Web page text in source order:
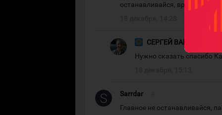
останавливайся, вроде
СЕРГЕЙ ВАНИН
Нужно сказать спасибо
Sarrdar
Главное не останавливайся,